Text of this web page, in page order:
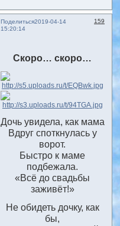
Поделиться 159
2019-04-14
15:20:14
Скоро… скоро…
Дочь увидела, как мама
Вдруг споткнулась у
ворот.
Быстро к маме
подбежала.
«Всё до свадьбы
заживёт!»
Не обидеть дочку, как
бы,